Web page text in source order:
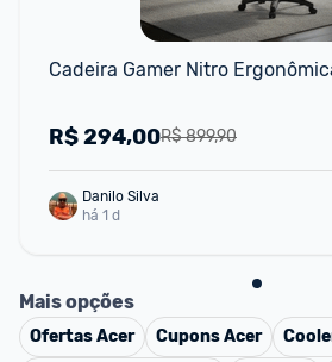
Cadeira Gamer Nitro
R$ 899,90
R$294,00
Danilo Silva
há 1 d
Mais opções
OfertasAcer CuponsAcer